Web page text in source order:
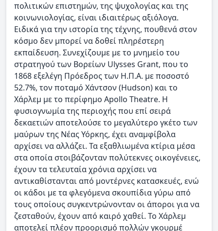
πολιτικών επιστημών, της ψυχολογίας και της
κοινωνιολογίας, είναι ιδιαιτέρως αξιόλογα.
Ειδικά για την ιστορία της τέχνης, πουθενά στον
κόσμο δεν μπορεί να δοθεί πληρέστερη
εκπαίδευση. Συνεχίζουμε με το μνημείο του
στρατηγού των Βορείων Ulysses Grant, που το
1868 εξελέγη Πρόεδρος των Η.Π.Α. με ποσοστό
52.7%, τον ποταμό Χάντσον (Hudson) και το
Χάρλεμ με το περίφημο Apollo Theatre. Η
φυσιογνωμία της περιοχής που επί σειρά
δεκαετιών αποτελούσε το μεγαλύτερο γκέτο των
μαύρων της Νέας Υόρκης, έχει αναμφίβολα
αρχίσει να αλλάζει. Τα εξαθλιωμένα κτίρια μέσα
στα οποία στοιβάζονταν πολύτεκνες οικογένειες,
έχουν τα τελευταία χρόνια αρχίσει να
αντικαθίστανται από μοντέρνες κατασκευές, ενώ
οι κάδοι με τα φλεγόμενα σκουπίδια γύρω από
τους οποίους συγκεντρώνονταν οι άποροι για να
ζεσταθούν, έχουν από καιρό χαθεί. Το Χάρλεμ
αποτελεί πλέον προορισμό πολλών γκουρμέ